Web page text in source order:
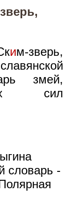
им-зверь,
змей,
сил
словарь -